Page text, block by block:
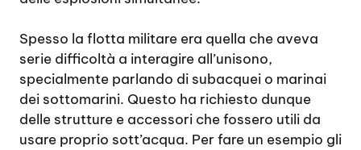
Spesso la flotta militare era quella che aveva
serie difficoltà a interagire all’unisono,
specialmente parlando di subacquei o marinai
dei sottomarini. Questo ha richiesto dunque
delle strutture e accessori che fossero utili da
usare proprio sott’acqua. Per fare un esempio gli